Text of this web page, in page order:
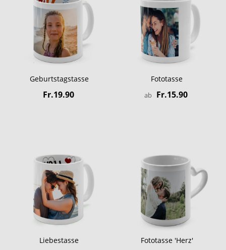
Geburtstagstasse
Fr.19.90
Fototasse
ab Fr.15.90
Liebestasse Fototasse 'Herz'